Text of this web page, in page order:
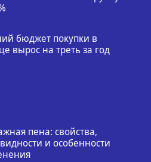
бюджет покупки в
вырос на треть за год
пена: свойства,
и особенности